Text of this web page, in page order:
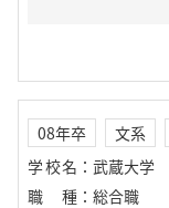
08年卒 文系
学校名 ： 武蔵大学
職種 ： 総合職